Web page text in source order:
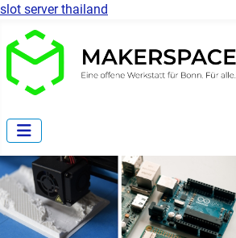
slot server thailand